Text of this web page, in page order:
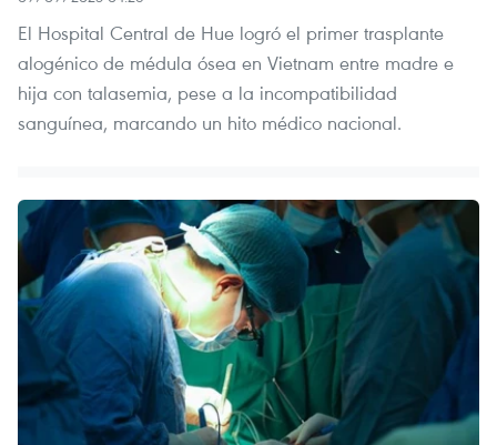
El Hospital Central de Hue logró el primer trasplante
alogénico de médula ósea en Vietnam entre madre e
hija con talasemia, pese a la incompatibilidad
sanguínea, marcando un hito médico nacional.